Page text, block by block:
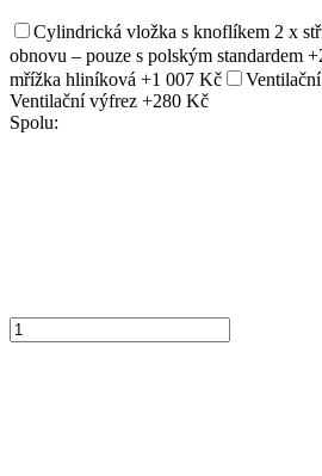
Cylindrická vložka s knoflíkem 2 x
obnovu – pouze s polským standardem
mřížka hliníková +1 007 Kč
Ventilační výfrez +280 Kč
Spolu: